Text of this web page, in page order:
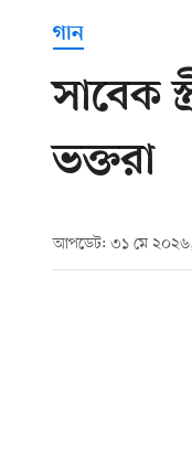
গান
সাবেক
ভক্তরা
আপডেট: ৩১ মে